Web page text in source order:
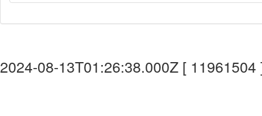
2024-08-13T01:26:38.000Z [ 11961504